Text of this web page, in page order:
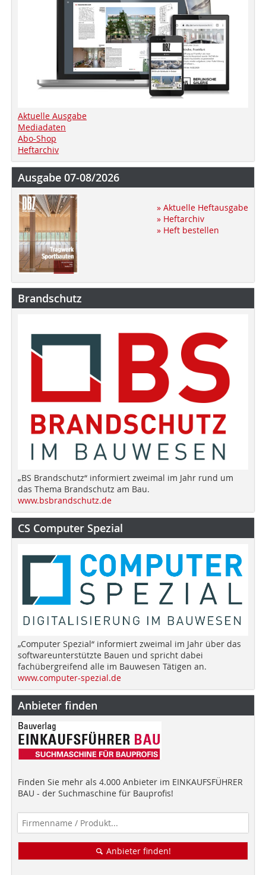
Aktuelle Ausgabe
Mediadaten
Abo-Shop
Heftarchiv
Ausgabe 07-08/2026
» Aktuelle Heftausgabe
» Heftarchiv
» Heft bestellen
Brandschutz
„BS Brandschutz“ informiert zweimal im Jahr rund um
das Thema Brandschutz am Bau.
www.bsbrandschutz.de
CS Computer Spezial
„Computer Spezial“ informiert zweimal im Jahr über das
softwareunterstützte Bauen und spricht dabei
fachübergreifend alle im Bauwesen Tätigen an.
www.computer-spezial.de
Anbieter finden
Finden Sie mehr als 4.000 Anbieter im EINKAUFSFÜHRER
BAU - der Suchmaschine für Bauprofis!
Anbieter finden!